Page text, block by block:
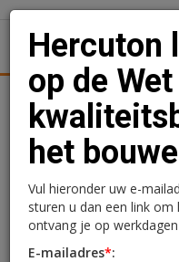
Nieuws Uitgelicht
Hercuton
de Wet
voor het
Hercuton
op de Wet
het
Vul hieronder uw e-
sturen u dan een link
ontvang je op
E-mailadres*: